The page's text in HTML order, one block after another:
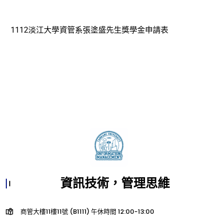
1112淡江大學資管系張塗盛先生獎學金申請表
資訊技術，管理思維
商管大樓11樓11號 (B1111) 午休時間 12:00-13:00